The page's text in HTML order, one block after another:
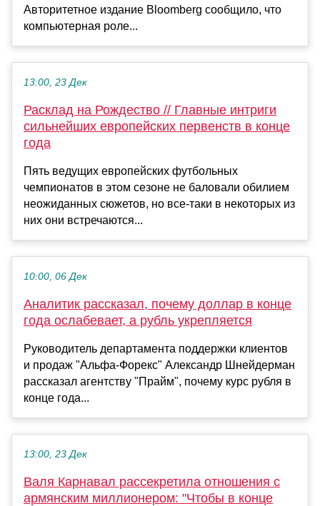
Авторитетное издание Bloomberg сообщило, что
компьютерная роле...
13:00, 23 Дек
Расклад на Рождество // Главные интриги
сильнейших европейских первенств в конце
года
Пять ведущих европейских футбольных
чемпионатов в этом сезоне не баловали обилием
неожиданных сюжетов, но все-таки в некоторых из
них они встречаются...
10:00, 06 Дек
Аналитик рассказал, почему доллар в конце
года ослабевает, а рубль укрепляется
Руководитель департамента поддержки клиентов
и продаж "Альфа-Форекс" Александр Шнейдерман
рассказал агентству "Прайм", почему курс рубля в
конце года...
13:00, 23 Дек
Валя Карнавал рассекретила отношения с
армянским миллионером: "Чтобы в конце